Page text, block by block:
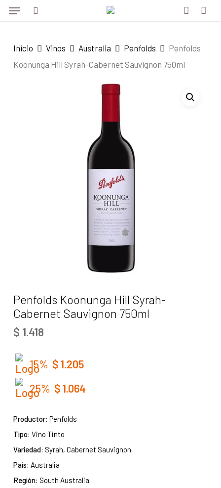
Skip
content
Menu
Inicio Vinos Australia Penfolds
Penfolds
Koonunga Hill Syrah-Cabernet Sauvignon 750ml
Penfolds Koonunga Hill Syrah-
Cabernet Sauvignon 750ml
$ 1.418
15% $1.205
25% $1.064
Productor: Penfolds
Tipo: Vino Tinto
Variedad: Syrah, Cabernet Sauvignon
País: Australia
Región: South Australia
Menu